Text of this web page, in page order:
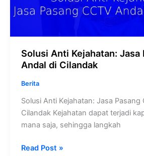
Solusi Anti Kejahatan: Jasa
Andal di Cilandak
Berita
Solusi Anti Kejahatan: Jasa Pasang
Cilandak Kejahatan dapat terjadi
mana saja, sehingga langkah
Read Post »